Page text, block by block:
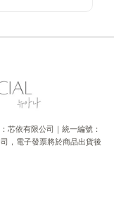
芯依有限公司｜統一編號：
，電子發票將於商品出貨後